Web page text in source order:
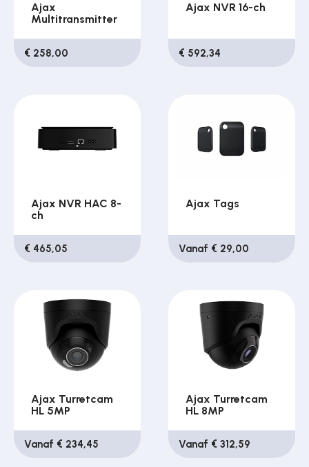
Ajax
Multitransmitter
€ 258,00
Ajax NVR 16-ch
€ 592,34
Ajax NVR HAC 8-
ch
€ 465,05
Ajax Tags
Vanaf € 29,00
Ajax Turretcam
HL 5MP
Vanaf € 234,45
Ajax Turretcam
HL 8MP
Vanaf € 312,59